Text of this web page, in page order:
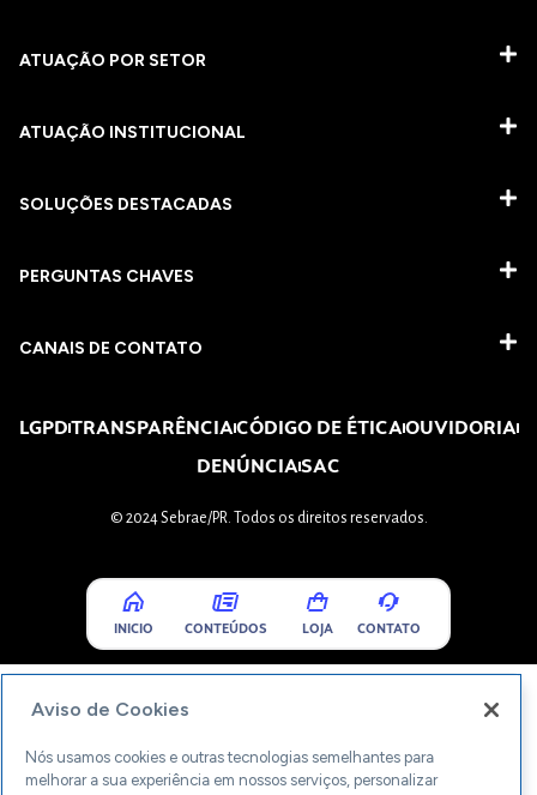
ATUAÇÃO POR SETOR
ATUAÇÃO INSTITUCIONAL
SOLUÇÕES DESTACADAS
PERGUNTAS CHAVES​
CANAIS DE CONTATO
LGPDTRANSPARÊNCIACÓDIGO DE ÉTICAOUVIDORIA
DENÚNCIASAC
© 2024 Sebrae/PR. Todos os direitos reservados.
INICIO CONTEÚDOS LOJA CONTATO
Aviso de Cookies
Nós usamos cookies e outras tecnologias semelhantes para
melhorar a sua experiência em nossos serviços, personalizar